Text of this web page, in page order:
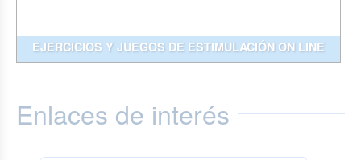
EJERCICIOS Y JUEGOS DE ESTIMULACIÓN ON LINE
Enlaces de interés